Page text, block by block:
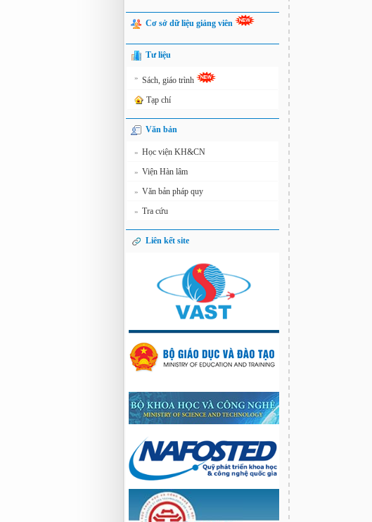
Cơ sở dữ liệu giảng viên
Tư liệu
» Sách, giáo trình
Tạp chí
Văn bản
» Học viện KH&CN
» Viện Hàn lâm
» Văn bản pháp quy
» Tra cứu
Liên kết site